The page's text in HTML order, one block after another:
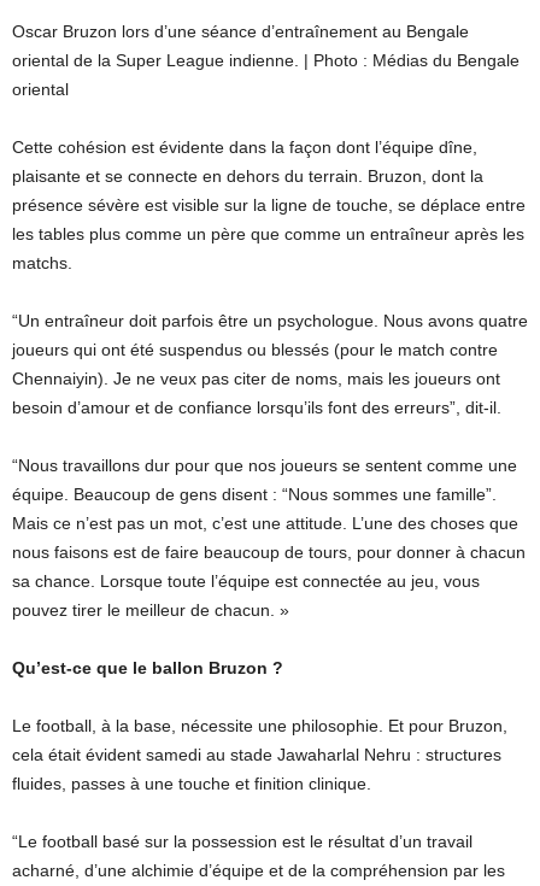
Oscar Bruzon lors d’une séance d’entraînement au Bengale
oriental de la Super League indienne. | Photo : Médias du Bengale
oriental
Cette cohésion est évidente dans la façon dont l’équipe dîne,
plaisante et se connecte en dehors du terrain. Bruzon, dont la
présence sévère est visible sur la ligne de touche, se déplace entre
les tables plus comme un père que comme un entraîneur après les
matchs.
“Un entraîneur doit parfois être un psychologue. Nous avons quatre
joueurs qui ont été suspendus ou blessés (pour le match contre
Chennaiyin). Je ne veux pas citer de noms, mais les joueurs ont
besoin d’amour et de confiance lorsqu’ils font des erreurs”, dit-il.
“Nous travaillons dur pour que nos joueurs se sentent comme une
équipe. Beaucoup de gens disent : “Nous sommes une famille”.
Mais ce n’est pas un mot, c’est une attitude. L’une des choses que
nous faisons est de faire beaucoup de tours, pour donner à chacun
sa chance. Lorsque toute l’équipe est connectée au jeu, vous
pouvez tirer le meilleur de chacun. »
Qu’est-ce que le ballon Bruzon ?
Le football, à la base, nécessite une philosophie. Et pour Bruzon,
cela était évident samedi au stade Jawaharlal Nehru : structures
fluides, passes à une touche et finition clinique.
“Le football basé sur la possession est le résultat d’un travail
acharné, d’une alchimie d’équipe et de la compréhension par les